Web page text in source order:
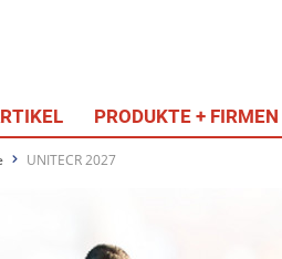
PRODUKTE + FIRMEN
UNITECR 2027